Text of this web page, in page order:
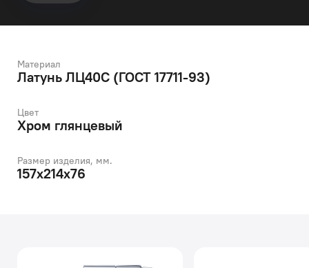
Материал
Латунь ЛЦ40C (ГОСТ 17711-93)
Цвет
Хром глянцевый
Размер изделия, мм.
157x214x76